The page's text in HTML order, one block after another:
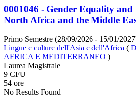
0001046 - Gender Equality and
North Africa and the Middle
Primo Semestre (28/09/2026 - 15/01/
Lingue e culture dell'Asia e dell'Africa (
AFRICA E MEDITERRANEO )
Laurea Magistrale
9 CFU
54 ore
No Results Found